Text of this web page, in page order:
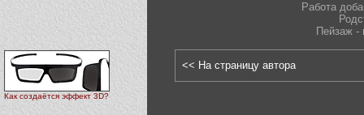
Как создаётся эффект 3D?
Работа
Пейзаж -
<< На страницу автора